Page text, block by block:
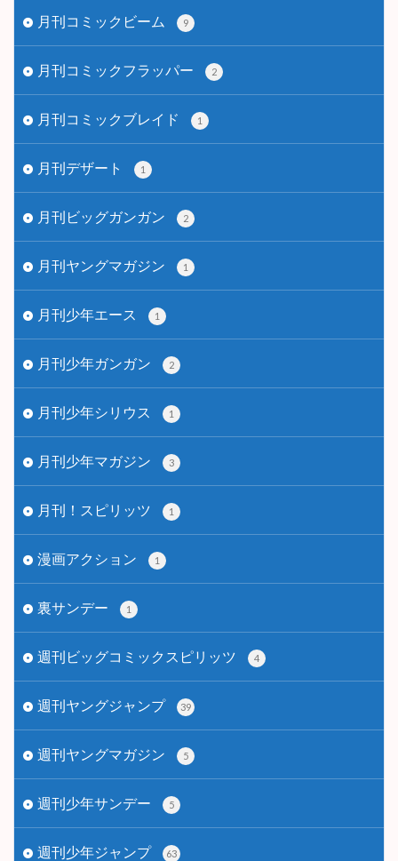
月刊コミックビーム 9
月刊コミックフラッパー 2
月刊コミックブレイド 1
月刊デザート 1
月刊ビッグガンガン 2
月刊ヤングマガジン 1
月刊少年エース 1
月刊少年ガンガン 2
月刊少年シリウス 1
月刊少年マガジン 3
月刊！スピリッツ 1
漫画アクション 1
裏サンデー 1
週刊ビッグコミックスピリッツ 4
週刊ヤングジャンプ 39
週刊ヤングマガジン 5
週刊少年サンデー 5
週刊少年ジャンプ 63